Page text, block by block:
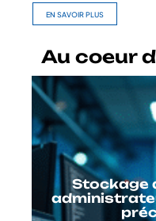
EN SAVOIR PLUS
Au coeur
Stockage